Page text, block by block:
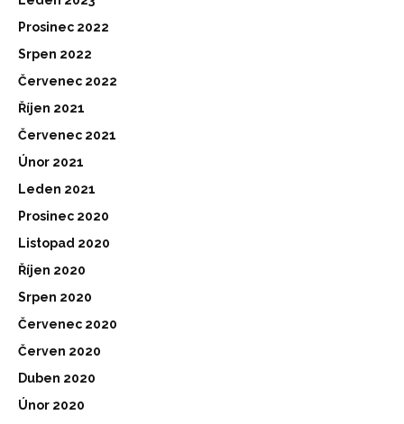
Prosinec 2022
Srpen 2022
Červenec 2022
Říjen 2021
Červenec 2021
Únor 2021
Leden 2021
Prosinec 2020
Listopad 2020
Říjen 2020
Srpen 2020
Červenec 2020
Červen 2020
Duben 2020
Únor 2020